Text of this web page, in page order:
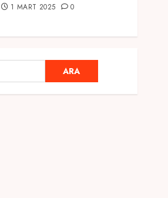
1 MART 2025 0
Ramazan Ayı 2025:
Manevi Atmosfer ve Özel
Hazırlıklar
ARA